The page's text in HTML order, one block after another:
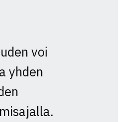
voi
yhden